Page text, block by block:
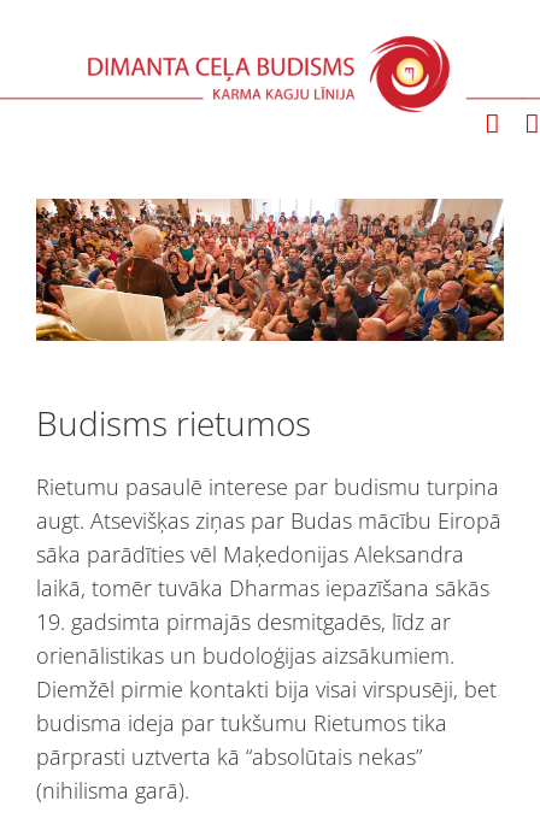
Budisms rietumos
Rietumu pasaulē interese par budismu turpina
augt. Atsevišķas ziņas par Budas mācību Eiropā
sāka parādīties vēl Maķedonijas Aleksandra
laikā, tomēr tuvāka Dharmas iepazīšana sākās
19. gadsimta pirmajās desmitgadēs, līdz ar
orienālistikas un budoloģijas aizsākumiem.
Diemžēl pirmie kontakti bija visai virspusēji, bet
budisma ideja par tukšumu Rietumos tika
pārprasti uztverta kā “absolūtais nekas”
(nihilisma garā).